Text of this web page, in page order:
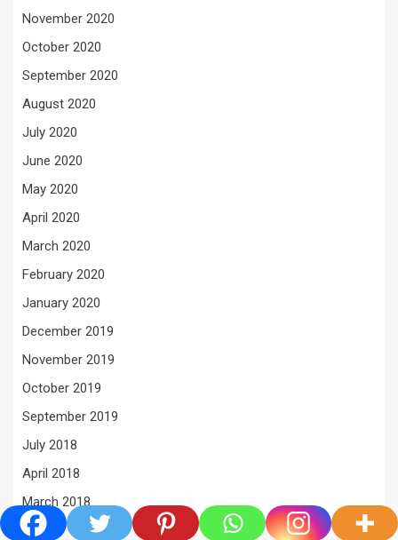
November 2020
October 2020
September 2020
August 2020
July 2020
June 2020
May 2020
April 2020
March 2020
February 2020
January 2020
December 2019
November 2019
October 2019
September 2019
July 2018
April 2018
March 2018